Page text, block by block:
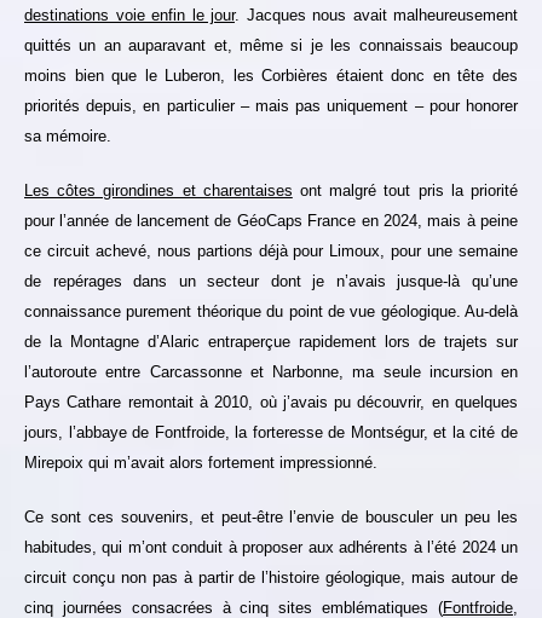
destinations voie enfin le jour. Jacques nous avait malheureusement
quittés un an auparavant et, même si je les connaissais beaucoup
moins bien que le Luberon, les Corbières étaient donc en tête des
priorités depuis, en particulier – mais pas uniquement – pour honorer
sa mémoire.
Les côtes girondines et charentaises ont malgré tout pris la priorité
pour l’année de lancement de GéoCaps France en 2024, mais à peine
ce circuit achevé, nous partions déjà pour Limoux, pour une semaine
de repérages dans un secteur dont je n’avais jusque-là qu’une
connaissance purement théorique du point de vue géologique. Au-delà
de la Montagne d’Alaric entraperçue rapidement lors de trajets sur
l’autoroute entre Carcassonne et Narbonne, ma seule incursion en
Pays Cathare remontait à 2010, où j’avais pu découvrir, en quelques
jours, l’abbaye de Fontfroide, la forteresse de Montségur, et la cité de
Mirepoix qui m’avait alors fortement impressionné.
Ce sont ces souvenirs, et peut-être l’envie de bousculer un peu les
habitudes, qui m’ont conduit à proposer aux adhérents à l’été 2024 un
circuit conçu non pas à partir de l’histoire géologique, mais autour de
cinq journées consacrées à cinq sites emblématiques (Fontfroide